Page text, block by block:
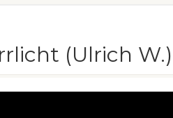
(Ulrich W.)